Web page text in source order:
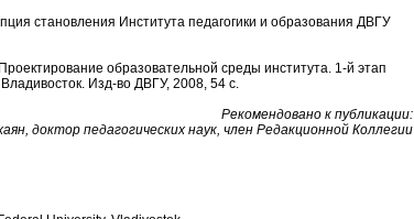
становления Института педагогики и образования ДВГУ
образовательной среды института. 1-й этап
Изд-во ДВГУ, 2008, 54 с.
Рекомендовано к публикации:
доктор педагогических наук, член Редакционной Коллегии